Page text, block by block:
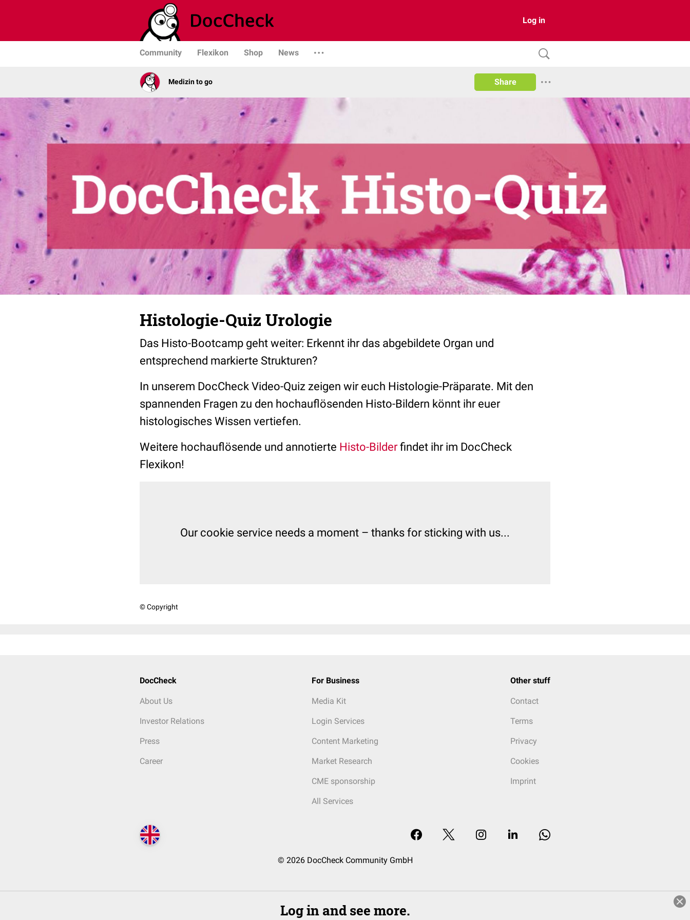
Log in
Community Flexikon Shop News
Medizin to go Share
Histologie-Quiz Urologie
Das Histo-Bootcamp geht weiter: Erkennt ihr das abgebildete Organ und
entsprechend markierte Strukturen?
In unserem DocCheck Video-Quiz zeigen wir euch Histologie-Präparate. Mit den
spannenden Fragen zu den hochauflösenden Histo-Bildern könnt ihr euer
histologisches Wissen vertiefen.
Weitere hochauflösende und annotierte Histo-Bilderfindet ihr im DocCheck
Flexikon!
Our cookie service needs a moment – thanks for sticking with us...
© Copyright
DocCheck
About Us
Investor Relations
Press
Career
For Business
Media Kit
Login Services
Content Marketing
Market Research
CME sponsorship
All Services
Other stuff
Contact
Terms
Privacy
Cookies
Imprint
© 2026 DocCheck Community GmbH
Log in and see more.